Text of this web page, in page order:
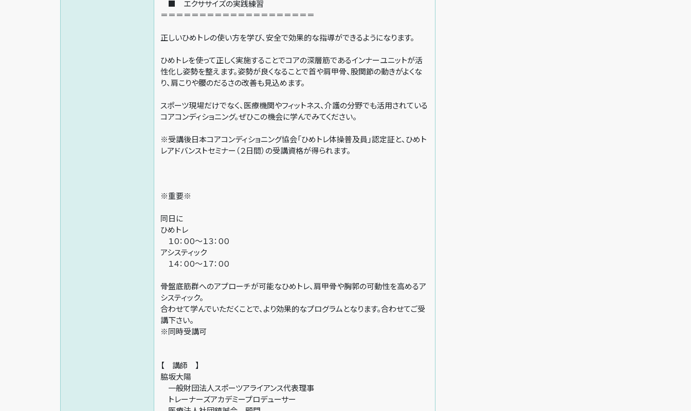
■ エクササイズの実践練習
＝＝＝＝＝＝＝＝＝＝＝＝＝＝＝＝＝＝＝＝
正しいひめトレの使い方を学び、安全で効果的な指導ができるようになります。
ひめトレを使って正しく実施することでコアの深層筋であるインナーユニットが活
性化し姿勢を整えます。姿勢が良くなることで首や肩甲骨、股関節の動きがよくな
り、肩こりや腰のだるさの改善も見込めます。
スポーツ現場だけでなく、医療機関やフィットネス、介護の分野でも活用されている
コアコンディショニング。ぜひこの機会に学んでみてください。
※受講後日本コアコンディショニング協会「ひめトレ体操普及員」認定証と、ひめト
レアドバンストセミナー（２日間）の受講資格が得られます。
※重要※
同日に
ひめトレ
１０：００〜１３：００
アシスティック
１４：００〜１７：００
骨盤底筋群へのアプローチが可能なひめトレ、肩甲骨や胸郭の可動性を高めるア
システィック。
合わせて学んでいただくことで、より効果的なプログラムとなります。合わせてご受
講下さい。
※同時受講可
【 講師 】
脇坂大陽
一般財団法人スポーツアライアンス代表理事
トレーナーズアカデミープロデューサー